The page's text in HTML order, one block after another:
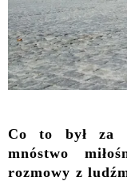
Co to był za
mnóstwo
rozmowy z